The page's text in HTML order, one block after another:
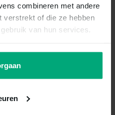
combineren met andere
verstrekt of die ze hebben
van hun services.